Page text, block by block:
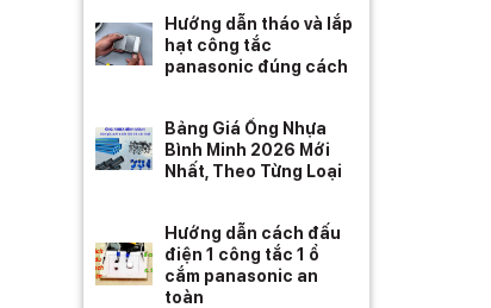
Hướng dẫn tháo và lắp
hạt công tắc
panasonic đúng cách
Bảng Giá Ống Nhựa
Bình Minh 2026 Mới
Nhất, Theo Từng Loại
Hướng dẫn cách đấu
điện 1 công tắc 1 ổ
cắm panasonic an
toàn